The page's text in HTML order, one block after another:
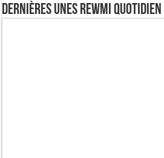
Dernières Unes Rewmi Quotidien